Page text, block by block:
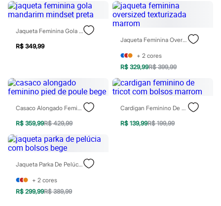
Beleza
Kits
Novidades
Cabelos
Condicionador
Shampoo
Tratamento
Cuidados com o corpo
Hidratante
Protetor solar
Tratamento
Esfoliante
Hidratante
Tônicos
Maquiagens
Base
Batom
Jaqueta Feminina Gola Mandarim Mindset Preta
R$ 349,99
Jaqueta Feminina Oversized Texturizada Marrom
+ 2 cores
R$ 329,99R$ 399,99
Casaco Alongado Feminino Pied De Poule Bege
R$ 359,99R$ 429,99
Cardigan Feminino De Tricot Com Bolsos Marrom
R$ 139,99R$ 199,99
Jaqueta Parka De Pelúcia Com Bolsos Bege
+ 2 cores
R$ 299,99R$ 389,99